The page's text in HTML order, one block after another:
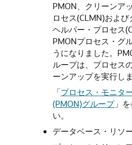
PMON、クリーンア
ロセス(CLMN)および
ヘルパー・プロセス
PMONプロセス・グ
うになりました。
ループは、プロセス
ーンアップを実行しま
「プロセス・モニタ
(PMON)グループ」
い。
データベース・リソ